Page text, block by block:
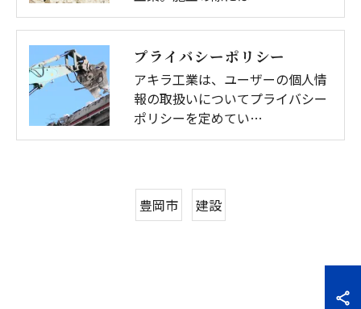
プライバシーポリシー
アキラ工業は、ユーザーの個人情
報の取扱いについてプライバシー
ポリシーを定めてい…
豊岡市 建設